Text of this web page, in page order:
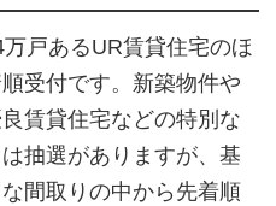
万戸あるUR賃貸住宅のほ
受付です。新築物件や
賃貸住宅などの特別な
抽選がありますが、基
間取りの中から先着順